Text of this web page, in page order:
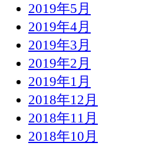
2019年5月
2019年4月
2019年3月
2019年2月
2019年1月
2018年12月
2018年11月
2018年10月